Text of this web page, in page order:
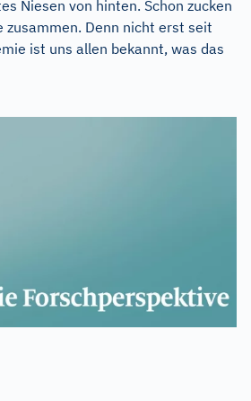
Niesen von hinten. Schon zucken
zusammen. Denn nicht erst seit
ist uns allen bekannt, was das